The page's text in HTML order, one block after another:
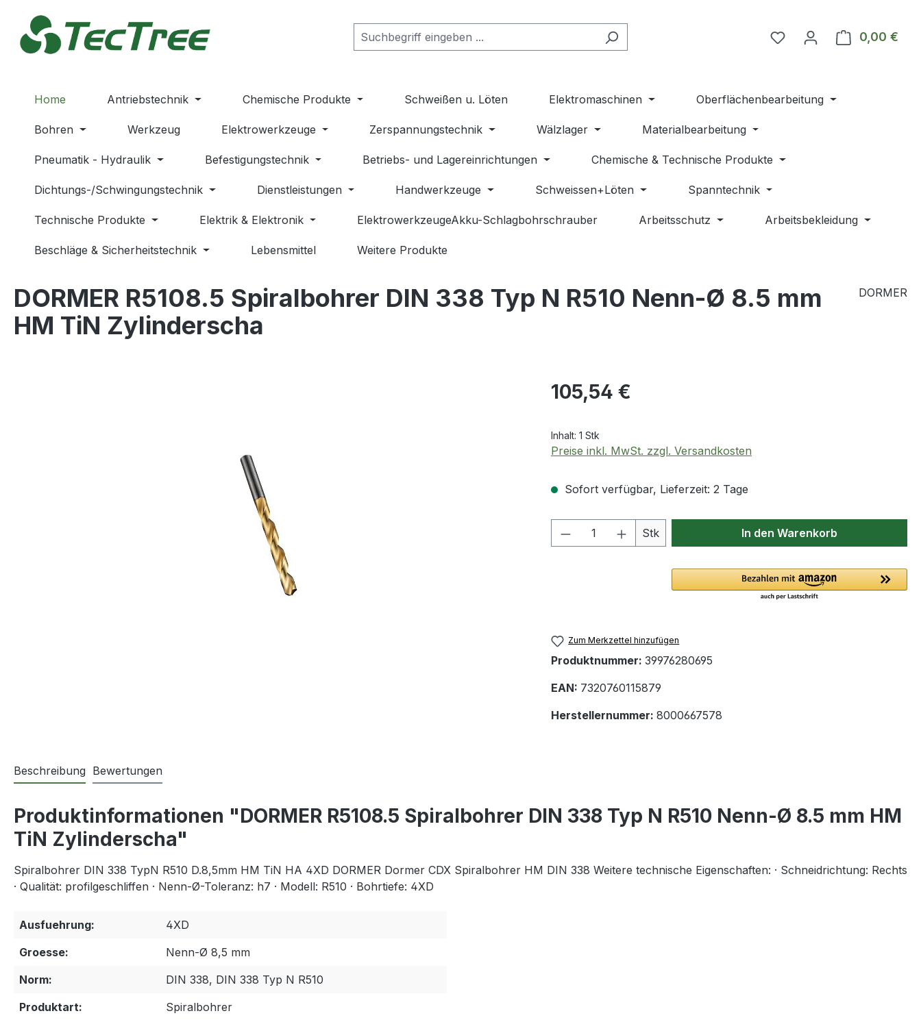
Hauptinhalt springen
Zur Suche springen
Zur Hauptnavigation springen
Du hast 0 Produkte auf
0,00 €
Home Antriebstechnik Chemische Produkte Schweißen u. Löten Elektromaschinen Oberflächenbearbeitung
Bohren Werkzeug Elektrowerkzeuge Zerspannungstechnik Wälzlager Materialbearbeitung
Pneumatik - Hydraulik Befestigungstechnik Betriebs- und Lagereinrichtungen Chemische & Technische Produkte
Dichtungs-/Schwingungstechnik Dienstleistungen Handwerkzeuge Schweissen+Löten Spanntechnik
Technische Produkte Elektrik & Elektronik ElektrowerkzeugeAkku-Schlagbohrschrauber Arbeitsschutz Arbeitsbekleidung
Beschläge & Sicherheitstechnik Lebensmittel Weitere Produkte
DORMER R5108.5 Spiralbohrer DIN 338 Typ N R510 Nenn-Ø 8.5 mm
HM TiN Zylinderscha
DORMER
Regulärer Preis:
105,54 €
Inhalt: 1 Stk
Preise inkl. MwSt. zzgl. Versandkosten
Sofort verfügbar, Lieferzeit: 2 Tage
Produkt Anzahl: Gib den gewünschten Wert
Stk In den Warenkorb
Zum Merkzettel hinzufügen
Produktnummer: 39976280695
EAN: 7320760115879
Herstellernummer: 8000667578
Beschreibung Bewertungen
Produktinformationen "DORMER R5108.5 Spiralbohrer DIN 338 Typ N R510 Nenn-Ø 8.5 mm HM
TiN Zylinderscha"
Spiralbohrer DIN 338 TypN R510 D.8,5mm HM TiN HA 4XD DORMER Dormer CDX Spiralbohrer HM DIN 338 Weitere technische Eigenschaften: · Schneidrichtung: Rechts
· Qualität: profilgeschliffen · Nenn-Ø-Toleranz: h7 · Modell: R510 · Bohrtiefe: 4XD
Ausfuehrung:
4XD
Groesse:
Nenn-Ø 8,5 mm
Norm:
DIN 338, DIN 338 Typ N R510
Produktart:
Spiralbohrer